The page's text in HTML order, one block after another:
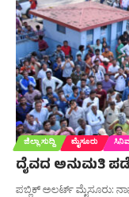
ಜಿಲ್ಲಾ ಸುದ್ದಿ ಮೈಸೂರು
ದೈವದ ಅನುಮತಿ
ಪಬ್ಲಿಕ್ ಅಲರ್ಟ್ ಮೈಸೂರು: